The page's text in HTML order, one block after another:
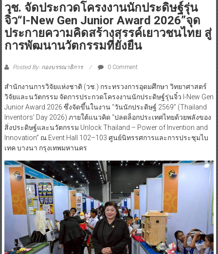
วช. จัดประกวดโครงงานนักประดิษฐ์รุ่น
จิ๋ว“I-New Gen Junior Award 2026”จุด
ประกายความคิดสร้างสรรค์เยาวชนไทย สู่
การพัฒนานวัตกรรมที่ยั่งยืน
Posted By: กองบรรณาธิการ 0 Comment
สำนักงานการวิจัยแห่งชาติ (วช.) กระทรวงการอุดมศึกษา วิทยาศาสตร์
วิจัยและนวัตกรรม จัดการประกวดโครงงานนักประดิษฐ์รุ่นจิ๋ว I-New Gen
Junior Award 2026 ซึ่งจัดขึ้นในงาน “วันนักประดิษฐ์ 2569” (Thailand
Inventors’ Day 2026) ภายใต้แนวคิด “ปลดล็อกประเทศไทยด้วยพลังของ
สิ่งประดิษฐ์และนวัตกรรม Unlock Thailand – Power of Invention and
Innovation” ณ Event Hall 102–103 ศูนย์นิทรรศการและการประชุมไบ
เทค บางนา กรุงเทพมหานคร